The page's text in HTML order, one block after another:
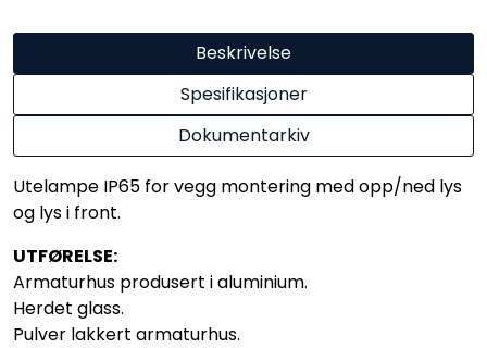
Beskrivelse
Spesifikasjoner
Dokumentarkiv
Utelampe IP65 for vegg montering med opp/ned lys
og lys i front.
UTFØRELSE:
Armaturhus produsert i aluminium.
Herdet glass.
Pulver lakkert armaturhus.